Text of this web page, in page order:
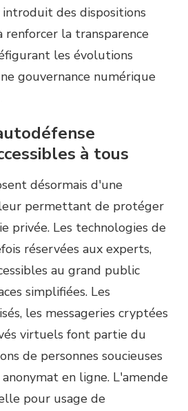
introduit des dispositions
renforcer la transparence
les évolutions
gouvernance numérique
à tous
désormais d'une
permettant de protéger
privée. Les technologies de
réservées aux experts,
au grand public
simplifiées. Les
les messageries cryptées
virtuels font partie du
de personnes soucieuses
en ligne. L'amende
pour usage de